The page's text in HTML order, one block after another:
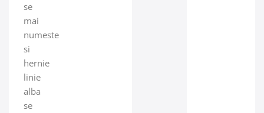
se
mai
numeste
si
hernie
linie
alba
se